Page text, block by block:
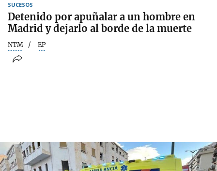
SUCESOS
Detenido por apuñalar a un hombre en
Madrid y dejarlo al borde de la muerte
NTM EP